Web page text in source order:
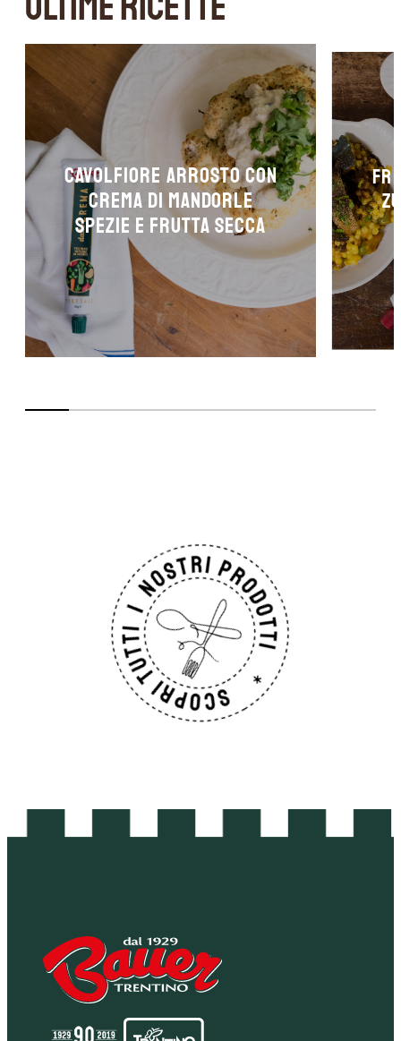
Cavolfiore arrosto con
crema di mandorle
spezie e frutta secca